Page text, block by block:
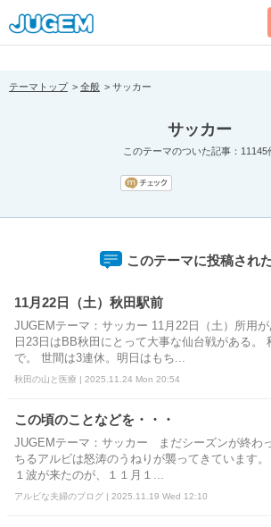
[pear_error: message="Success" code=0
prefix="" info=""]
テーマトップ 全般 サッカー
サッカー
このテーマのついた記事：11145
このテーマに投稿され
11月22日（土）秋田駅前
JUGEMテーマ：サッカー 11月22日（土）所用
日23日はBB秋田にとって大事な仙台戦がある。
で。 世間は3連休。明日はもち...
秋田の山と医療 | 2025.11.24 Mon 20:54
この頃のことなどを・・・
JUGEMテーマ：サッカー まだシーズンが終わ
ちるアルビは怒涛のうねりが襲ってきています
１波が来たのが、１１月１...
アルビな夫婦のブログ | 2025.11.19 Wed 12:10